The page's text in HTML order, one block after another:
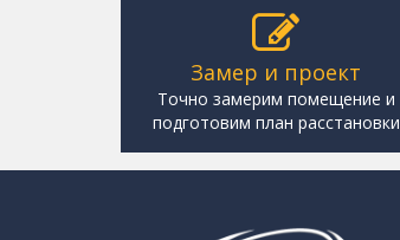
Замер и проект
Точно замерим помещение и
подготовим план расстановки